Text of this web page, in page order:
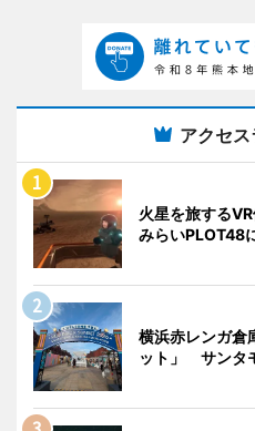
アクセ
火星を旅する
みらいPLOT48
横浜赤レンガ倉
ット」 サンタ